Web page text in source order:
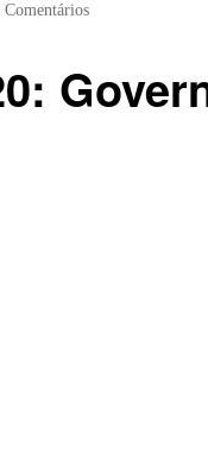
Comentários